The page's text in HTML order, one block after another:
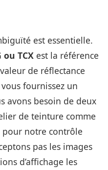
est essentielle.
TCX est la référence
de réflectance
fournissez un
avons besoin de deux
de teinture comme
notre contrôle
pas les images
d’affichage les